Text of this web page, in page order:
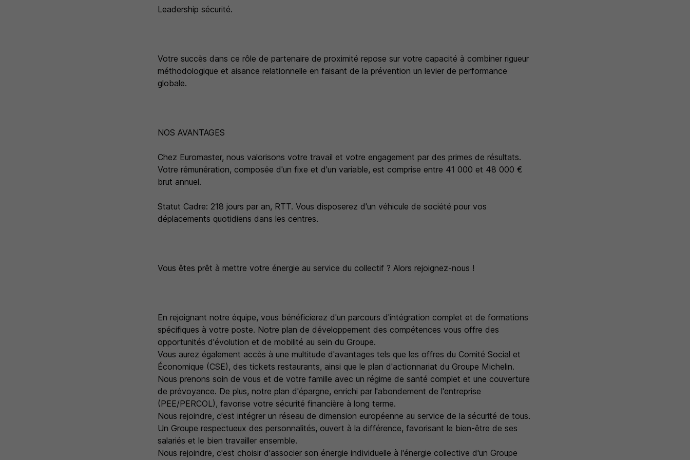
Leadership sécurité.
Votre succès dans ce rôle de partenaire de proximité repose sur votre capacité à combiner rigueur
méthodologique et aisance relationnelle en faisant de la prévention un levier de performance
globale.
NOS AVANTAGES
Chez Euromaster, nous valorisons votre travail et votre engagement par des primes de résultats.
Votre rémunération, composée d'un fixe et d'un variable, est comprise entre 41 000 et 48 000 €
brut annuel.
Statut Cadre: 218 jours par an, RTT. Vous disposerez d'un véhicule de société pour vos
déplacements quotidiens dans les centres.
Vous êtes prêt à mettre votre énergie au service du collectif ? Alors rejoignez-nous !
En rejoignant notre équipe, vous bénéficierez d'un parcours d'intégration complet et de formations
spécifiques à votre poste. Notre plan de développement des compétences vous offre des
opportunités d'évolution et de mobilité au sein du Groupe.
Vous aurez également accès à une multitude d'avantages tels que les offres du Comité Social et
Économique (CSE), des tickets restaurants, ainsi que le plan d'actionnariat du Groupe Michelin.
Nous prenons soin de vous et de votre famille avec un régime de santé complet et une couverture
de prévoyance. De plus, notre plan d'épargne, enrichi par l'abondement de l'entreprise
(PEE/PERCOL), favorise votre sécurité financière à long terme.
Nous rejoindre, c'est intégrer un réseau de dimension européenne au service de la sécurité de tous.
Un Groupe respectueux des personnalités, ouvert à la différence, favorisant le bien-être de ses
salariés et le bien travailler ensemble.
Nous rejoindre, c'est choisir d'associer son énergie individuelle à l'énergie collective d'un Groupe